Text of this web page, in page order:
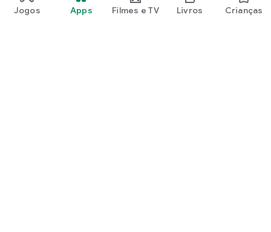
Jogos Apps Filmes e TV Livros Crianças